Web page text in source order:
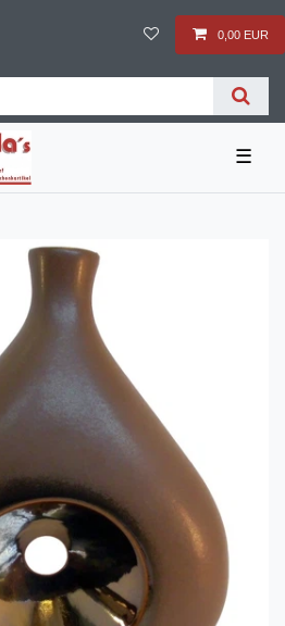
0,00 EUR
☰